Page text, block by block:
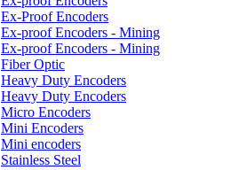
Ex-Proof Encoders
Ex-proof Encoders - Mining
Ex-proof Encoders - Mining
Fiber Optic
Heavy Duty Encoders
Heavy Duty Encoders
Micro Encoders
Mini Encoders
Mini encoders
Stainless Steel